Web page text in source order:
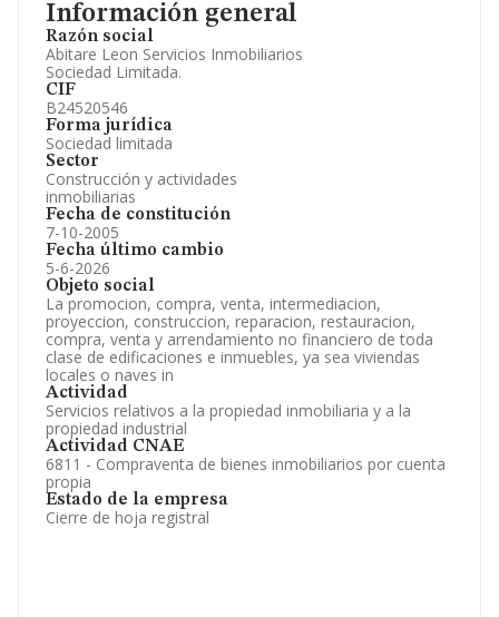
Información general
Razón social
Abitare Leon Servicios Inmobiliarios
Sociedad Limitada.
CIF
B24520546
Forma jurídica
Sociedad limitada
Sector
Construcción y actividades
inmobiliarias
Fecha de constitución
7-10-2005
Fecha último cambio
5-6-2026
Objeto social
La promocion, compra, venta, intermediacion,
proyeccion, construccion, reparacion, restauracion,
compra, venta y arrendamiento no financiero de toda
clase de edificaciones e inmuebles, ya sea viviendas
locales o naves in
Actividad
Servicios relativos a la propiedad inmobiliaria y a la
propiedad industrial
Actividad CNAE
6811 - Compraventa de bienes inmobiliarios por cuenta
propia
Estado de la empresa
Cierre de hoja registral
Artículos de prensa publicados sobre la empresa.
Información oficial y registral complementaria.